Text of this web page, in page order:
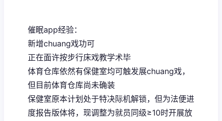
催眠app经验：
新增chuang戏功可
正在面许按步行床戏教学术毕
体育仓库依然有保健室均可触发展chuang戏，
但目前体育仓库尚未确装
保健室原本计划处于特决际机解锁，但为法便进
度报告版体将，现调整为就员同级≥10时开展放